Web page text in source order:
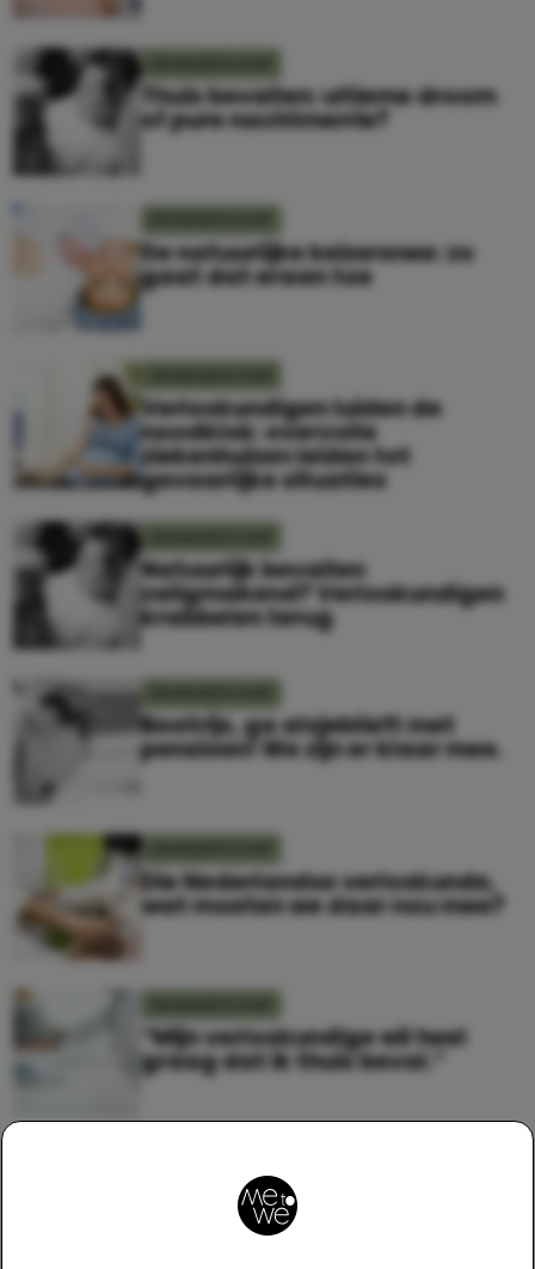
Thuis bevallen: ultieme droom
of pure nachtmerrie?
De natuurlijke keizersnee: zo
gaat dat eraan toe
Verloskundigen luiden de
noodklok: overvolle
ziekenhuizen leiden tot
gevaarlijke situaties
Natuurlijk bevallen
zaligmakend? Verloskundigen
krabbelen terug
Beatrijs, ga alsjeblieft met
pensioen! We zijn er klaar mee.
Die Nederlandse verloskunde,
wat moeten we daar nou mee?
“Mijn verloskundige wil heel
graag dat ik thuis beval.”